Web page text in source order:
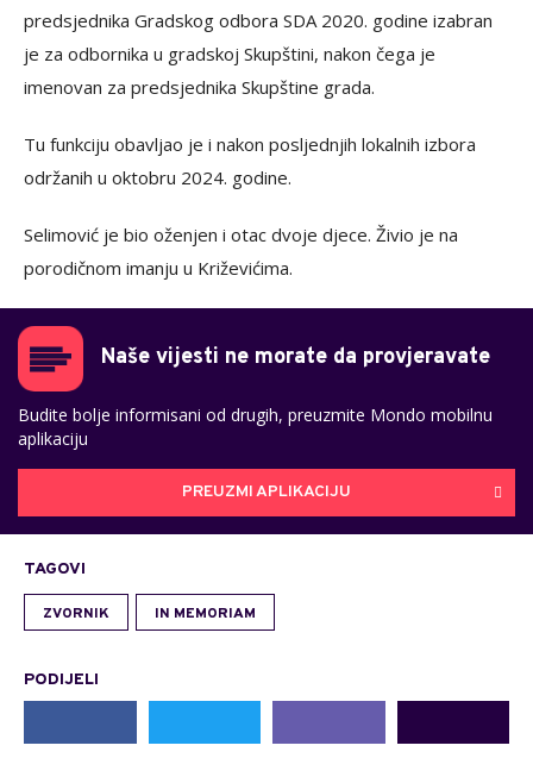
predsjednika Gradskog odbora SDA 2020. godine izabran
je za odbornika u gradskoj Skupštini, nakon čega je
imenovan za predsjednika Skupštine grada.
Tu funkciju obavljao je i nakon posljednjih lokalnih izbora
održanih u oktobru 2024. godine.
Selimović je bio oženjen i otac dvoje djece. Živio je na
porodičnom imanju u Križevićima.
Naše vijesti ne morate da provjeravate
Budite bolje informisani od drugih, preuzmite Mondo mobilnu
aplikaciju
PREUZMI APLIKACIJU
TAGOVI
ZVORNIK IN MEMORIAM
PODIJELI